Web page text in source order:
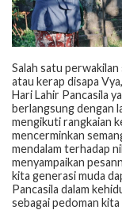
Salah satu perwakilan
atau kerap disapa
Hari Lahir Pancasila
berlangsung dengan
mengikuti rangkaian
mencerminkan
mendalam terhadap
menyampaikan
kita generasi muda
Pancasila dalam
sebagai pedoman